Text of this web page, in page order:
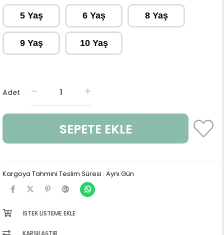
5 Yaş 6 Yaş 8 Yaş
9 Yaş 10 Yaş
Adet
Kargoya Tahmini Teslim Süresi : Aynı Gün
İSTEK LISTEME EKLE
KARŞILAŞTIR